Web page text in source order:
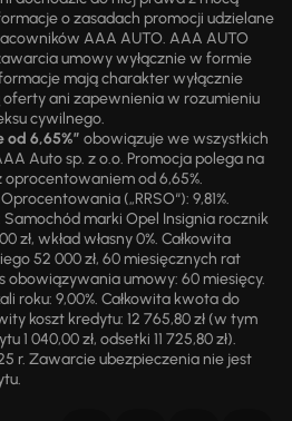
o zasadach promocji udzielane
AAA AUTO. AAA AUTO
umowy wyłącznie w formie
mają charakter wyłącznie
ani zapewnienia w rozumieniu
cywilnego.
od 6,65%” obowiązuje we wszystkich
Auto sp. z o.o. Promocja polega na
od 6,65%.
(„RRSO“): 9,81%.
marki Opel Insignia rocznik
zł, wkład własny 0%. Całkowita
52 000 zł, 60 miesięcznych rat
obowiązywania umowy: 60 miesięcy.
roku: 9,00%. Całkowita kwota do
koszt kredytu: 12 765,80 zł (w tym
1 040,00 zł, odsetki 11 725,80 zł).
r. Zawarcie ubezpieczenia nie jest